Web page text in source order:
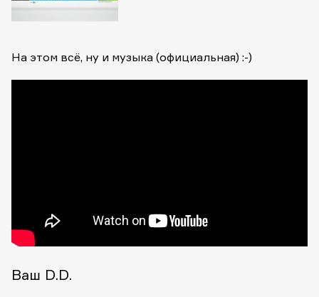
На этом всё, ну и музыка (официальная) :-)
Ваш D.D.